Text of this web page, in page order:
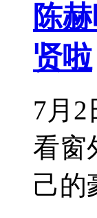
陈
贤啦
7月
看窗
己的